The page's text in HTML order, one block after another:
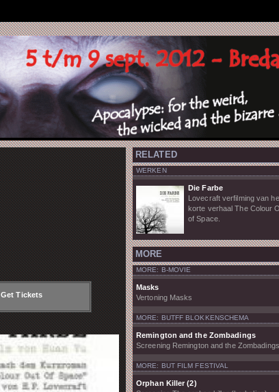
Get Tickets
RELATED
WERKEN
Die Farbe
Lovecraft verfilming van
korte verhaal The Colour
of Space.
MORE
MORE: B-MOVIE
Masks
Vertoning Masks
MORE: BUTFF BLOKKENSCHEMA
Remington and the Zombadings
Screening Remington and the Zombadings
MORE: BUT FILM FESTIVAL
Orphan Killer (2)